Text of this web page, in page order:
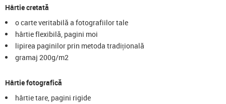
Hârtie cretată
o carte veritabilă a fotografiilor tale
hârtie flexibilă, pagini moi
lipirea paginilor prin metoda tradițională
gramaj 200g/m2
Hârtie fotografică
hârtie tare, pagini rigide